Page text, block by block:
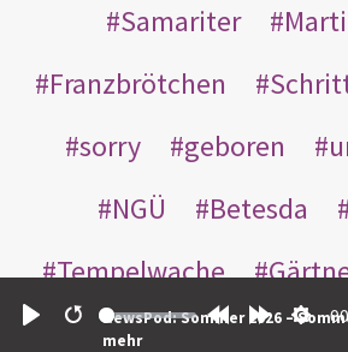
Restart
NewsPod: Sommer 2026 –
mehr
Samariter
Franzbrötchen
sorry
geboren
NGÜ
Betesda
Tempelwache
Gottes
Bote